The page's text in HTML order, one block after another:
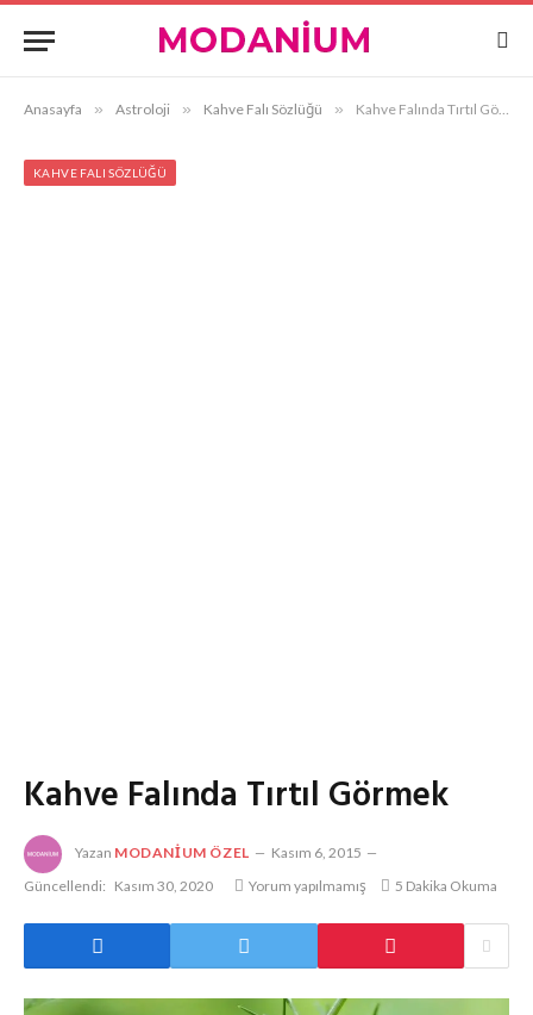
Anasayfa » Astroloji » Kahve Falı Sözlüğü » Kahve Falında Tırtıl Görmek
KAHVE FALI SÖZLÜĞÜ
Kahve Falında Tırtıl Görmek
Yazan MODANIUM ÖZEL
Kasım 6, 2015
Güncellendi: Kasım 30, 2020 Yorum yapılmamış 5 Dakika Okuma